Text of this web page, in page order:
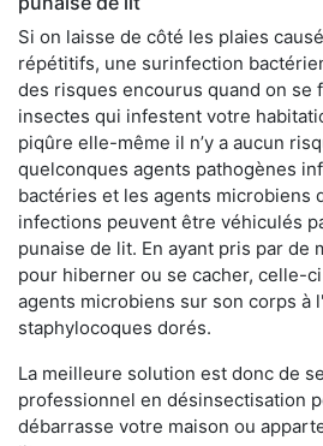
Si on laisse de côté les plaies
répétitifs, une surinfection
des risques encourus quand on se
insectes qui infestent votre
piqûre elle-même il n’y a aucun
quelconques agents pathogènes
bactéries et les agents microbiens
infections peuvent être véhiculés
punaise de lit. En ayant pris par de
pour hiberner ou se cacher, celle-
agents microbiens sur son corps à
staphylocoques dorés.
La meilleure solution est donc de
professionnel en désinsectisation
débarrasse votre maison ou